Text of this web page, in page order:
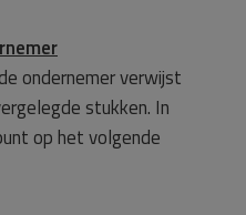
ondernemer verwijst
stukken. In
op het volgende